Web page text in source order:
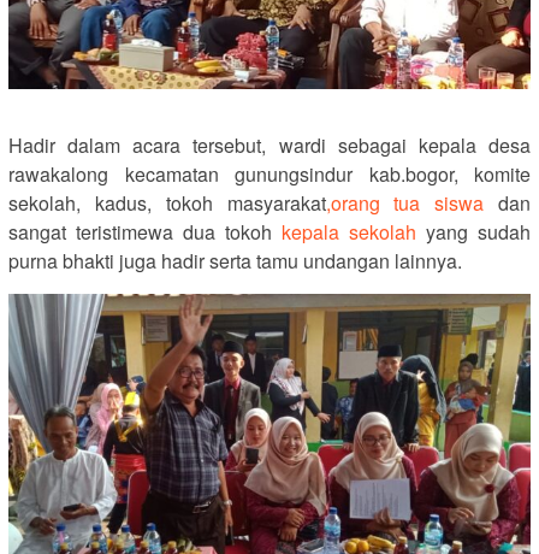
Hadir dalam acara tersebut, wardi sebagai kepala desa
rawakalong kecamatan gunungsindur kab.bogor, komite
sekolah, kadus, tokoh masyarakat,orang tua siswa dan
sangat teristimewa dua tokoh kepala sekolah yang sudah
purna bhakti juga hadir serta tamu undangan lainnya.